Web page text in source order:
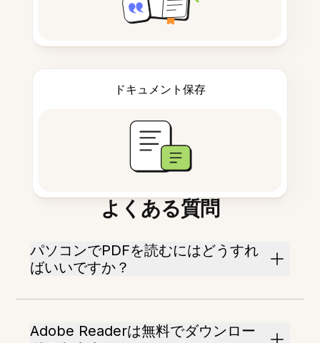
ドキュメント保存
よくある質問
パソコンでPDFを読むにはどうすれ
ばいいですか？
Adobe Readerは無料でダウンロー